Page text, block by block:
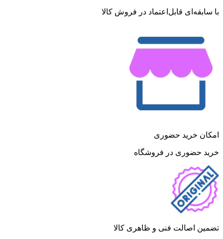
با سابقه‌ای قابل‌اعتماد در فروش کالا
امکان خرید حضوری
خرید حضوری در فروشگاه
تضمین اصالت فنی و ظاهری کالا